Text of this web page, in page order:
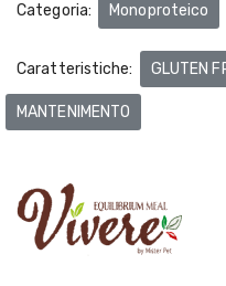
Categoria: Monoproteico
Caratteristiche: GLUTEN
MANTENIMENTO